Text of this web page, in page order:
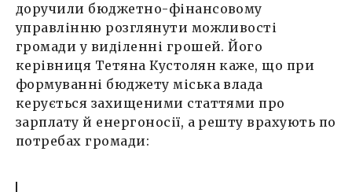
доручили бюджетно-фінансовому
управлінню розглянути можливості
громади у виділенні грошей. Його
керівниця Тетяна Кустолян каже, що при
формуванні бюджету міська влада
керується захищеними статтями про
зарплату й енергоносії, а решту врахують по
потребах громади: